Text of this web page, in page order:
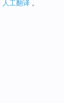
人工翻译 。